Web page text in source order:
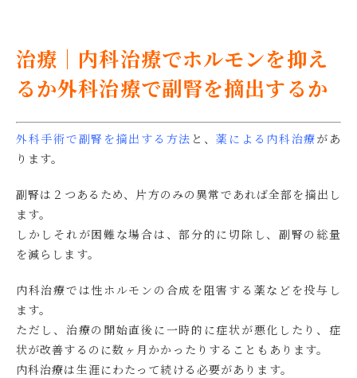
治療｜内科治療でホルモンを抑え
るか外科治療で副腎を摘出するか
外科手術で副腎を摘出する方法 と、薬による内科治療があ
ります。
副腎は２つあるため、片方のみの異常であれば全部を摘出し
ます。
しかしそれが困難な場合は、部分的に切除し、副腎の総量
を減らします。
内科治療では性ホルモンの合成を阻害する薬などを投与し
ます。
ただし、治療の開始直後に一時的に症状が悪化したり、症
状が改善するのに数ヶ月かかったりすることもあります。
内科治療は生涯にわたって続ける必要があります。